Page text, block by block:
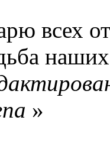
всех
»